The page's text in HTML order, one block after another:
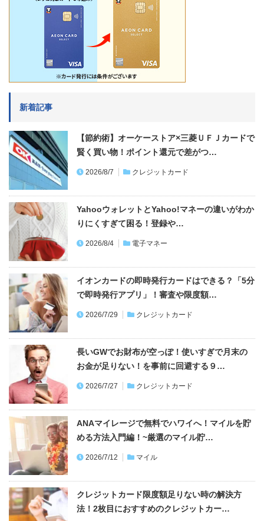
新着記事
【節約術】オーケーストア×三菱ＵＦＪカードで
賢く買い物！ポイント還元で差がつ…
2026/8/7 クレジットカード
YahooウォレットとYahoo!マネーの違いがわか
りにくすぎて困る！登録や…
2026/8/4 電子マネー
イオンカードの即時発行カードはできる？「5分
で即時発行アプリ」！審査や限度額…
2026/7/29 クレジットカード
長いGWでお財布が空っぽ！使いすぎで月末の
お金が足りない！を事前に回避する９…
2026/7/27 クレジットカード
ANAマイレージで無料でハワイへ！マイルを貯
める方法入門編！~厳選のマイル貯…
2026/7/12 マイル
クレジットカード限度額足りない時の解決方
法！2枚目におすすめのクレジットカー…